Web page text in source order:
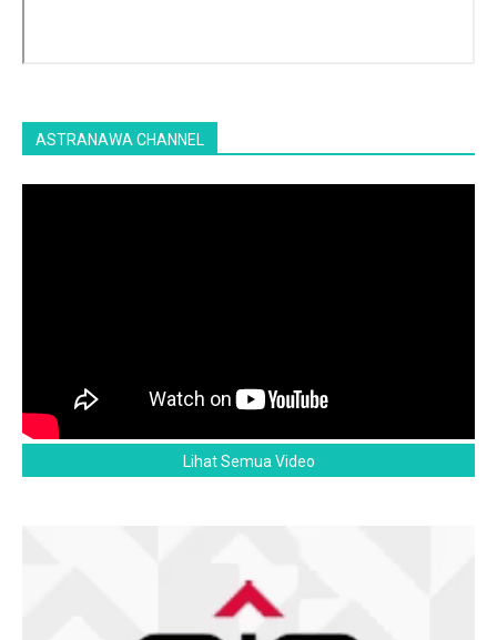
ASTRANAWA CHANNEL
Lihat Semua Video